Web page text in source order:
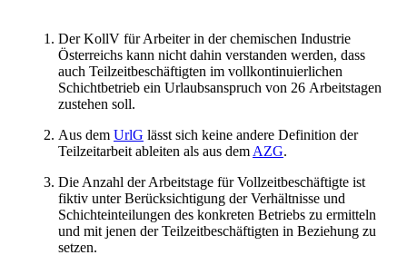
Der KollV für Arbeiter in der chemischen Industrie
Österreichs kann nicht dahin verstanden werden, dass
auch Teilzeitbeschäftigten im vollkontinuierlichen
Schichtbetrieb ein Urlaubsanspruch von 26 Arbeitstagen
zustehen soll.
Aus dem UrlG lässt sich keine andere Definition der
Teilzeitarbeit ableiten als aus dem AZG.
Die Anzahl der Arbeitstage für Vollzeitbeschäftigte ist
fiktiv unter Berücksichtigung der Verhältnisse und
Schichteinteilungen des konkreten Betriebs zu ermitteln
und mit jenen der Teilzeitbeschäftigten in Beziehung zu
setzen.